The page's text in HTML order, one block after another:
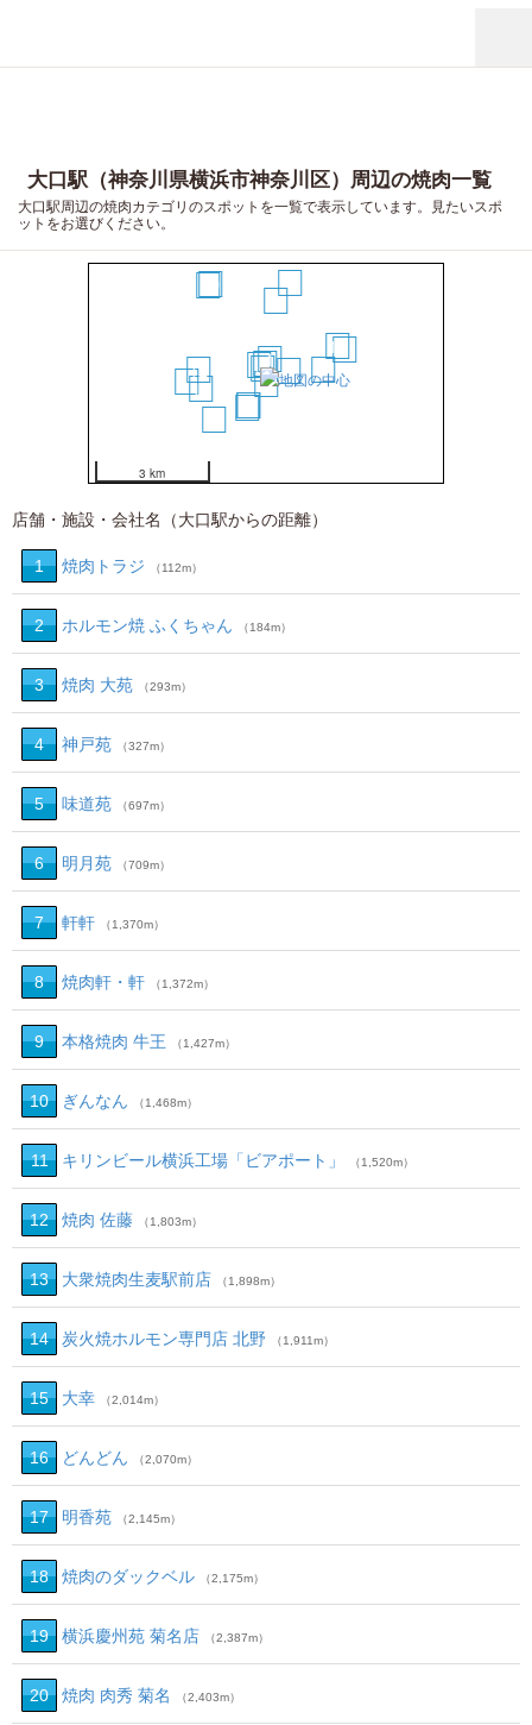
大口駅（神奈川県横浜市神奈川区）周辺の焼肉一覧
大口駅周辺の焼肉カテゴリのスポットを一覧で表示しています。見たいスポ
ットをお選びください。
1
2
34 5
6
10
11
12
13
14
15
18
19
3 km
店舗・施設・会社名（大口駅からの距離）
1 焼肉トラジ （112m）
2 ホルモン焼 ふくちゃん （184m）
3 焼肉 大苑 （293m）
4 神戸苑 （327m）
5 味道苑 （697m）
6 明月苑 （709m）
7 軒軒 （1,370m）
8 焼肉軒・軒 （1,372m）
9 本格焼肉 牛王 （1,427m）
10 ぎんなん （1,468m）
11 キリンビール横浜工場「ビアポート」 （1,520m）
12 焼肉 佐藤 （1,803m）
13 大衆焼肉生麦駅前店 （1,898m）
14 炭火焼ホルモン専門店 北野 （1,911m）
15 大幸 （2,014m）
16 どんどん （2,070m）
17 明香苑 （2,145m）
18 焼肉のダックベル （2,175m）
19 横浜慶州苑 菊名店 （2,387m）
20 焼肉 肉秀 菊名 （2,403m）